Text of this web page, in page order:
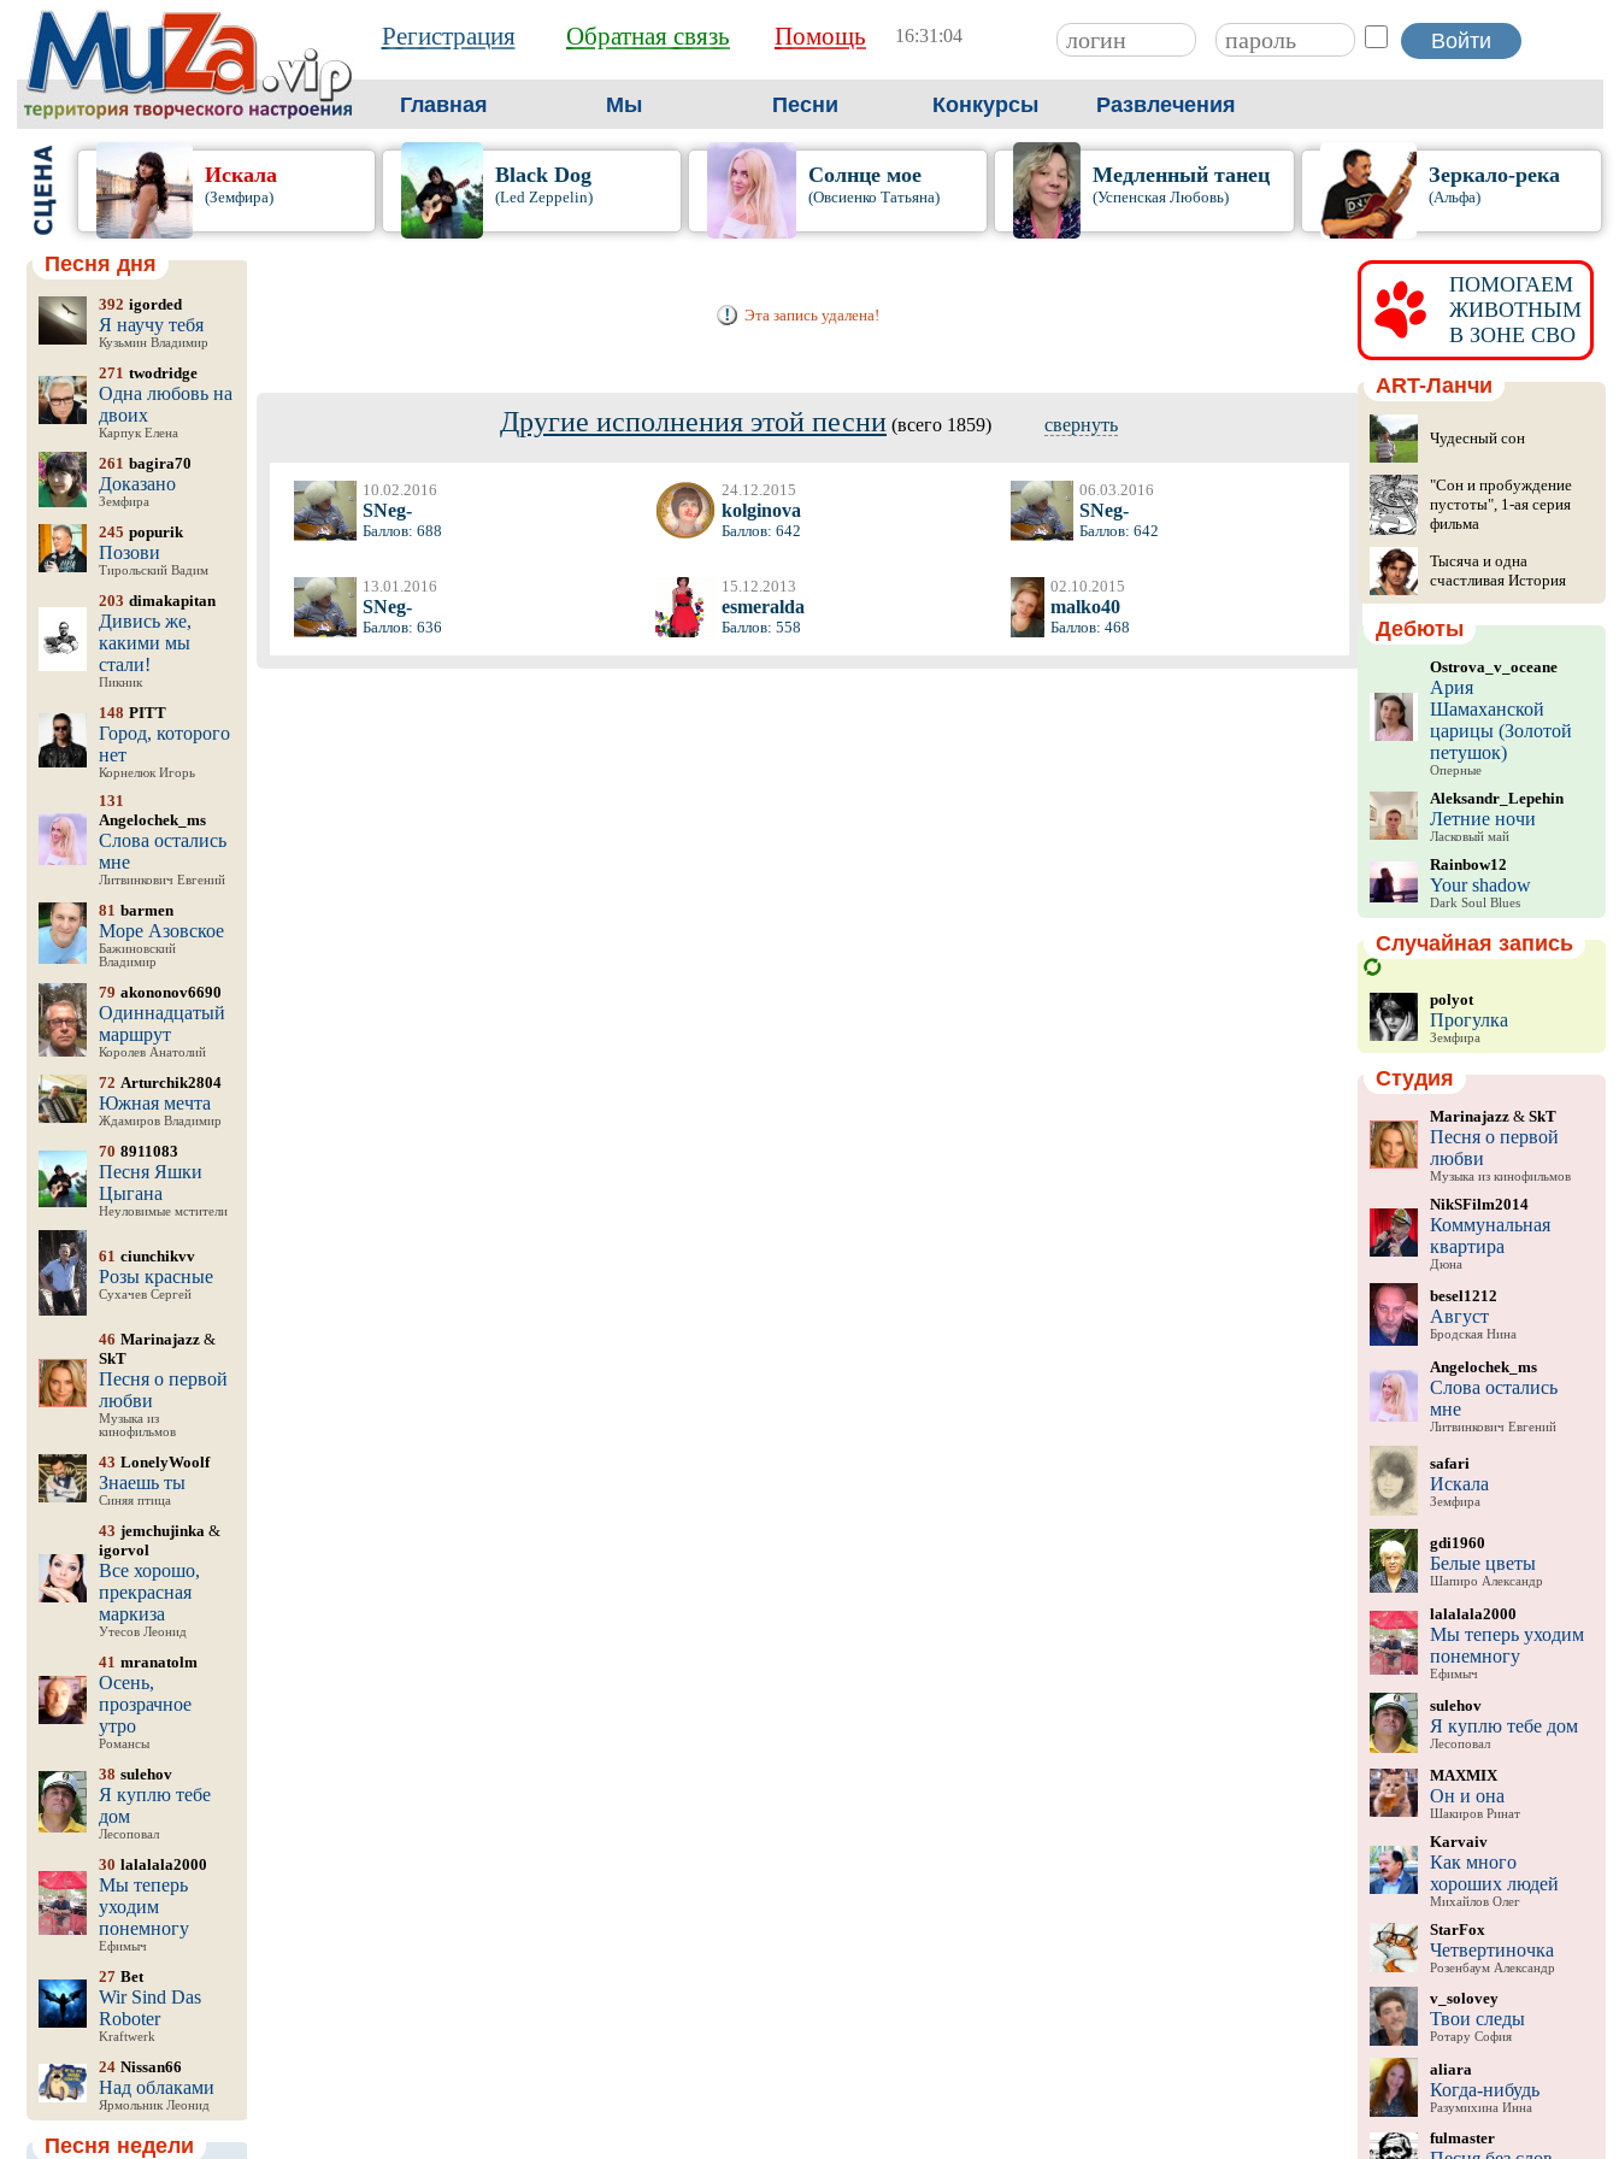
Регистрация Обратная связь Помощь 16:31:05
Главная Мы Песни Конкурсы Развлечения
Искала
(Земфира)
Black Dog
(Led Zeppelin)
Солнце мое
(Овсиенко Татьяна)
Медленный танец
(Успенская Любовь)
Зеркало-река
(Альфа)
Песня дня
392 igorded
Я научу тебя
Кузьмин Владимир
271 twodridge
Одна любовь на
двоих
Карпук Елена
261 bagira70
Доказано
Земфира
245 popurik
Позови
Тирольский Вадим
203 dimakapitan
Дивись же,
какими мы
стали!
Пикник
148 PITT
Город, которого
нет
Корнелюк Игорь
131
Angelochek_ms
Слова остались
мне
Литвинкович Евгений
81 barmen
Море Азовское
Бажиновский
Владимир
79 akononov6690
Одиннадцатый
маршрут
Королев Анатолий
72 Arturchik2804
Южная мечта
Ждамиров Владимир
70 8911083
Песня Яшки
Цыгана
Неуловимые мстители
61 ciunchikvv
Розы красные
Сухачев Сергей
46 Marinajazz&
SkT
Песня о первой
любви
Музыка из
кинофильмов
43 LonelyWoolf
Знаешь ты
Синяя птица
43 jemchujinka&
igorvol
Все хорошо,
прекрасная
маркиза
Утесов Леонид
41 mranatolm
Осень,
прозрачное
утро
Романсы
38 sulehov
Я куплю тебе
дом
Лесоповал
30 lalalala2000
Мы теперь
уходим
понемногу
Ефимыч
27 Bet
Wir Sind Das
Roboter
Kraftwerk
24 Nissan66
Над облаками
Ярмольник Леонид
Песня недели
Эта запись удалена!
Другие исполнения этой песни (всего 1859) свернуть
10.02.2016
SNeg-
Баллов: 688
24.12.2015
kolginova
Баллов: 642
06.03.2016
SNeg-
Баллов: 642
13.01.2016
SNeg-
Баллов: 636
15.12.2013
esmeralda
Баллов: 558
02.10.2015
malko40
Баллов: 468
ПОМОГАЕМ
ЖИВОТНЫМ
В ЗОНЕ СВО
ART-Ланчи
Чудесный сон
"Сон и пробуждение
пустоты", 1-ая серия
фильма
Тысяча и одна
счастливая История
Дебюты
Ostrova_v_oceane
Ария
Шамаханской
царицы (Золотой
петушок)
Оперные
Aleksandr_Lepehin
Летние ночи
Ласковый май
Rainbow12
Your shadow
Dark Soul Blues
Случайная запись
polyot
Прогулка
Земфира
Студия
Marinajazz& SkT
Песня о первой
любви
Музыка из кинофильмов
NikSFilm2014
Коммунальная
квартира
Дюна
besel1212
Август
Бродская Нина
Angelochek_ms
Слова остались
мне
Литвинкович Евгений
safari
Искала
Земфира
gdi1960
Белые цветы
Шапиро Александр
lalalala2000
Мы теперь уходим
понемногу
Ефимыч
sulehov
Я куплю тебе дом
Лесоповал
MAXMIX
Он и она
Шакиров Ринат
Karvaiv
Как много
хороших людей
Михайлов Олег
StarFox
Четвертиночка
Розенбаум Александр
v_solovey
Твои следы
Ротару София
aliara
Когда-нибудь
Разумихина Инна
fulmaster